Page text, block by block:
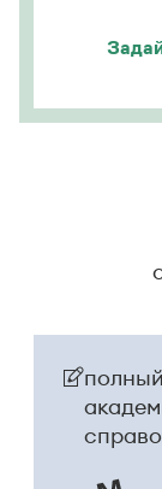
полный